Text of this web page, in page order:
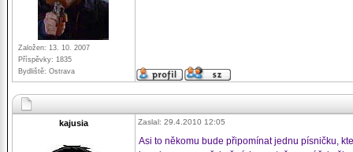
Založen: 13. 10. 2007
Příspěvky: 1835
Bydliště: Ostrava
kajusia Zaslal: 29.4.2010 12:05
Asi to někomu bude připomínat jednu písničku,